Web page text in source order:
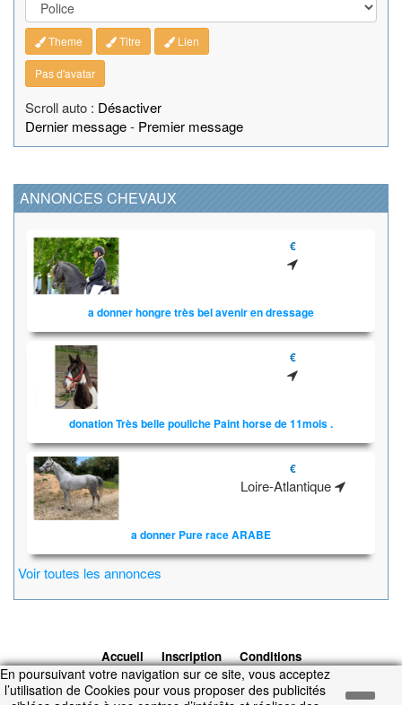
Theme Titre Lien
Pas d'avatar
Scroll auto : Désactiver
Dernier message- Premier message
ANNONCES CHEVAUX
€
a donner hongre très bel avenir en dressage
€
donation Très belle pouliche Paint horse de 11mois .
€
Loire-Atlantique
a donner Pure race ARABE
Voir toutes les annonces
Accueil Inscription
Conditions
d'utilisation
Contacts © 2026 1cheval.com
Ecurie Virtuelle -
Jeu Cheval
En poursuivant votre navigation sur ce site, vous acceptez
l’utilisation de Cookies pour vous proposer des publicités